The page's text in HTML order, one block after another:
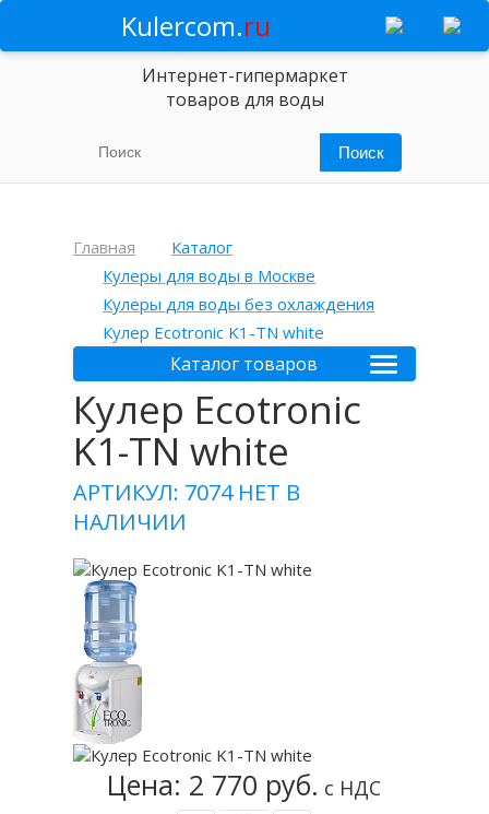
Kulercom.ru
Интернет-гипермаркет
товаров для воды
Главная
Каталог
Кулеры для воды в Москве
Кулеры для воды без охлаждения
Кулер Ecotronic K1-TN white
Каталог товаров
Кулер Ecotronic
K1-TN white
АРТИКУЛ: 7074 НЕТ В
НАЛИЧИИ
Цена: 2 770 руб. с НДС